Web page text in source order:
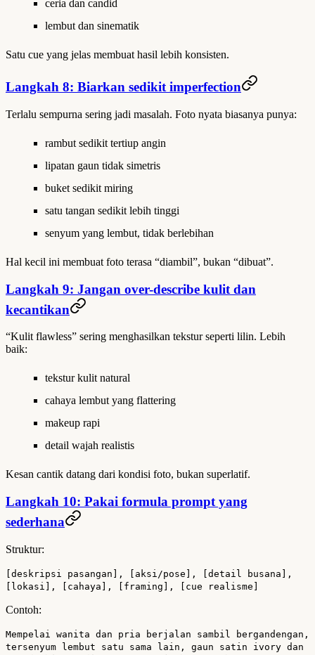
ceria dan candid
lembut dan sinematik
Satu cue yang jelas membuat hasil lebih konsisten.
Langkah 8: Biarkan sedikit imperfection
Terlalu sempurna sering jadi masalah. Foto nyata biasanya punya:
rambut sedikit tertiup angin
lipatan gaun tidak simetris
buket sedikit miring
satu tangan sedikit lebih tinggi
senyum yang lembut, tidak berlebihan
Hal kecil ini membuat foto terasa “diambil”, bukan “dibuat”.
Langkah 9: Jangan over-describe kulit dan
kecantikan
“Kulit flawless” sering menghasilkan tekstur seperti lilin. Lebih
baik:
tekstur kulit natural
cahaya lembut yang flattering
makeup rapi
detail wajah realistis
Kesan cantik datang dari kondisi foto, bukan superlatif.
Langkah 10: Pakai formula prompt yang
sederhana
Struktur:
[deskripsi pasangan], [aksi/pose], [detail busana],
[lokasi], [cahaya], [framing], [cue realisme]
Contoh:
Mempelai wanita dan pria berjalan sambil bergandengan,
tersenyum lembut satu sama lain, gaun satin ivory dan